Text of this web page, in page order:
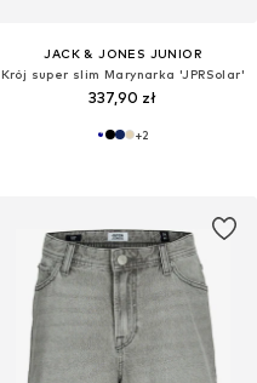
JACK & JONES JUNIOR
Krój super slim Marynarka 'JPRSolar'
337,90 zł
+2